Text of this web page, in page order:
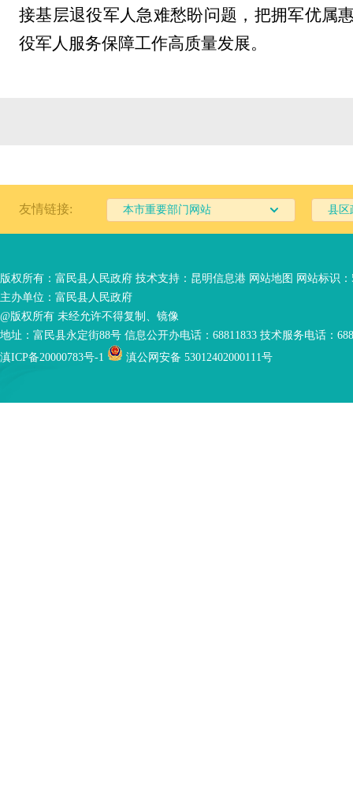
接基层退役军人急难愁盼问题，把拥军优属
役军人服务保障工作高质量发展。
友情链接: 本市重要部门网站 县区
版权所有：富民县人民政府 技术支持： 昆明信息港 网站地图 网站标识：
主办单位：富民县人民政府
@版权所有 未经允许不得复制、镜像
地址：富民县永定街88号 信息公开办电话：68811833 技术服务电话：
滇ICP备20000783号-1
滇公网安备 53012402000111号